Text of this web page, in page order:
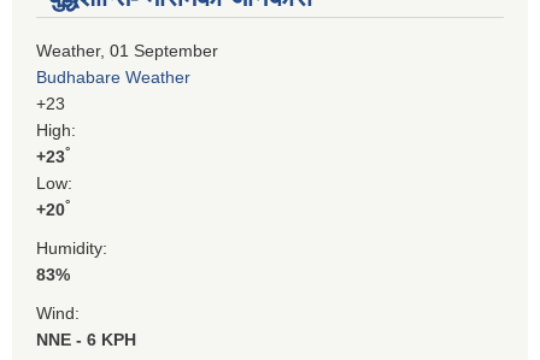
Weather, 01 September
Budhabare Weather
+23
High:
+23°
Low:
+20°
Humidity:
83%
Wind:
NNE - 6 KPH